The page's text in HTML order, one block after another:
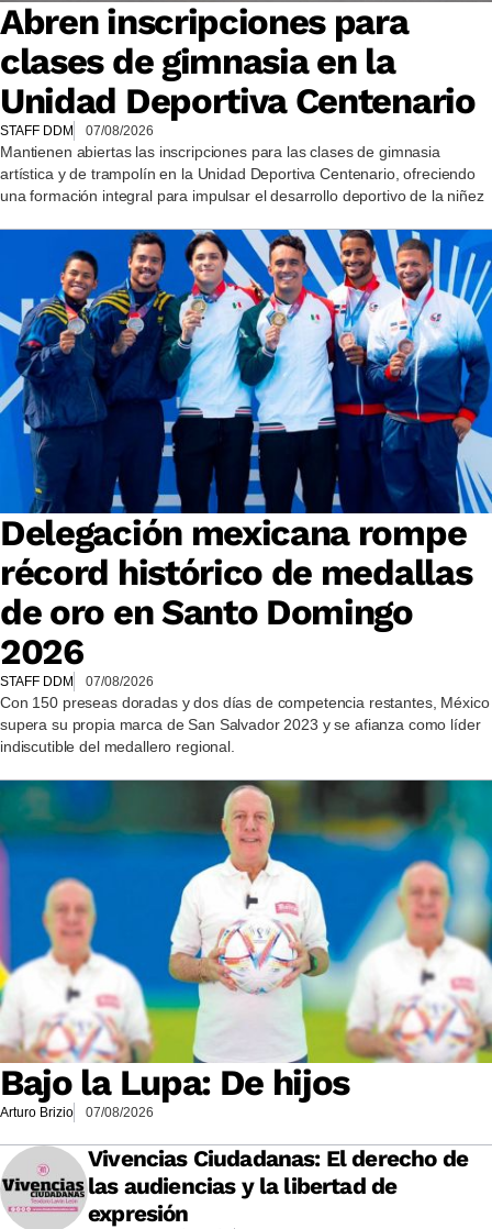
Abren inscripciones para
clases de gimnasia en la
Unidad Deportiva Centenario
STAFF DDM 07/08/2026
Mantienen abiertas las inscripciones para las clases de gimnasia
artística y de trampolín en la Unidad Deportiva Centenario, ofreciendo
una formación integral para impulsar el desarrollo deportivo de la niñez
Delegación mexicana rompe
récord histórico de medallas
de oro en Santo Domingo
2026
STAFF DDM 07/08/2026
Con 150 preseas doradas y dos días de competencia restantes, México
supera su propia marca de San Salvador 2023 y se afianza como líder
indiscutible del medallero regional.
Bajo la Lupa: De hijos
Arturo Brizio 07/08/2026
Vivencias Ciudadanas: El derecho de
las audiencias y la libertad de
expresión